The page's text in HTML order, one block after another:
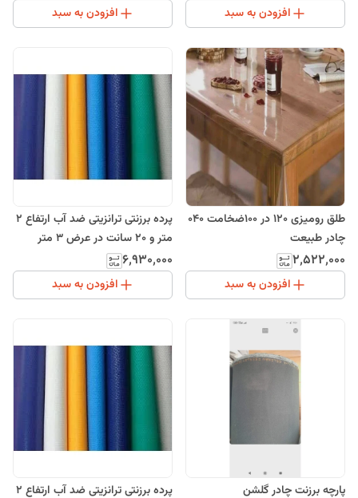
افزودن به سبد افزودن به سبد
طلق رومیزی 120 در 100ضخامت 040
چادر طبیعت
۲٬۵۲۲٬۰۰۰
افزودن به سبد
پرده برزنتی ترانزیتی ضد آب ارتفاع 2
متر و 20 سانت در عرض 3 متر
۶٬۹۳۰٬۰۰۰
افزودن به سبد
پارچه برزنت چادر گلشن
پرده برزنتی ترانزیتی ضد آب ارتفاع 2